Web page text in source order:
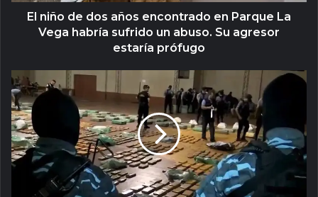
El niño de dos años encontrado en Parque La
Vega habría sufrido un abuso. Su agresor
estaría prófugo